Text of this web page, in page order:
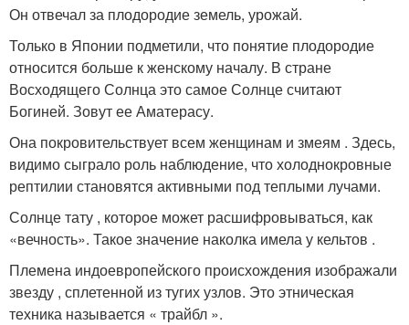
Он отвечал за плодородие земель, урожай.
Только в Японии подметили, что понятие плодородие
относится больше к женскому началу. В стране
Восходящего Солнца это самое Солнце считают
Богиней. Зовут ее Аматерасу.
Она покровительствует всем женщинам и змеям . Здесь,
видимо сыграло роль наблюдение, что холоднокровные
рептилии становятся активными под теплыми лучами.
Солнце тату , которое может расшифровываться, как
«вечность». Такое значение наколка имела у кельтов .
Племена индоевропейского происхождения изображали
звезду , сплетенной из тугих узлов. Это этническая
техника называется « трайбл ».